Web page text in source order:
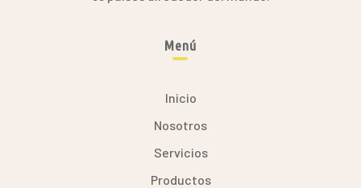
Menú
Inicio
Nosotros
Servicios
Productos